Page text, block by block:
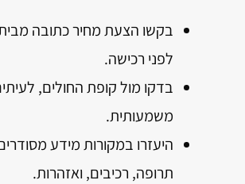
בקשו הצעת מחיר כתובה
לפני רכישה.
בדקו מול קופת החולים,
משמעותית.
היעזרו במקורות מידע מסודרים
תרופה, רכיבים, ואזהרות.